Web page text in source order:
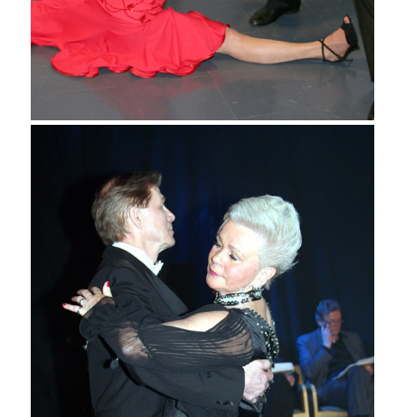
Matti Lankila ja Riitta
Kivimäki